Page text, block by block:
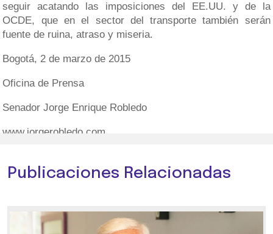
seguir acatando las imposiciones del EE.UU. y de la
OCDE, que en el sector del transporte también serán
fuente de ruina, atraso y miseria.
Bogotá, 2 de marzo de 2015
Oficina de Prensa
Senador Jorge Enrique Robledo
www.jorgerobledo.com
Publicaciones Relacionadas